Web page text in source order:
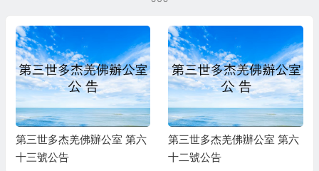
第三世多杰羌佛辦公室 第六
十三號公告
第三世多杰羌佛辦公室 第六
十二號公告